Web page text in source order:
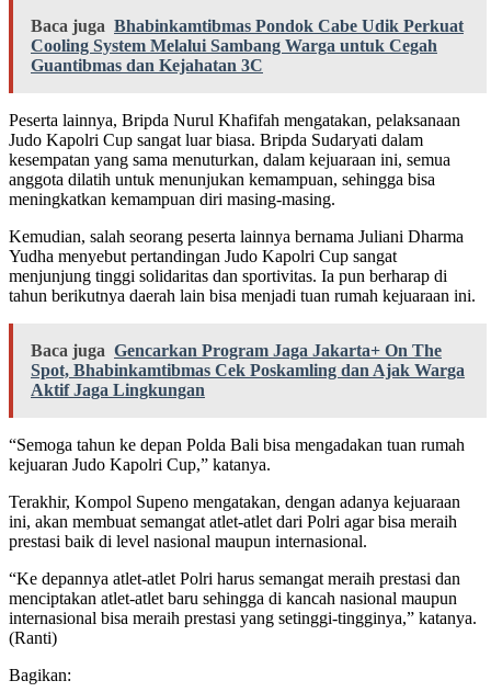
Baca juga Bhabinkamtibmas Pondok Cabe Udik Perkuat
Cooling System Melalui Sambang Warga untuk Cegah
Guantibmas dan Kejahatan 3C
Peserta lainnya, Bripda Nurul Khafifah mengatakan, pelaksanaan
Judo Kapolri Cup sangat luar biasa. Bripda Sudaryati dalam
kesempatan yang sama menuturkan, dalam kejuaraan ini, semua
anggota dilatih untuk menunjukan kemampuan, sehingga bisa
meningkatkan kemampuan diri masing-masing.
Kemudian, salah seorang peserta lainnya bernama Juliani Dharma
Yudha menyebut pertandingan Judo Kapolri Cup sangat
menjunjung tinggi solidaritas dan sportivitas. Ia pun berharap di
tahun berikutnya daerah lain bisa menjadi tuan rumah kejuaraan ini.
Baca juga Gencarkan Program Jaga Jakarta+ On The
Spot, Bhabinkamtibmas Cek Poskamling dan Ajak Warga
Aktif Jaga Lingkungan
“Semoga tahun ke depan Polda Bali bisa mengadakan tuan rumah
kejuaran Judo Kapolri Cup,” katanya.
Terakhir, Kompol Supeno mengatakan, dengan adanya kejuaraan
ini, akan membuat semangat atlet-atlet dari Polri agar bisa meraih
prestasi baik di level nasional maupun internasional.
“Ke depannya atlet-atlet Polri harus semangat meraih prestasi dan
menciptakan atlet-atlet baru sehingga di kancah nasional maupun
internasional bisa meraih prestasi yang setinggi-tingginya,” katanya.
(Ranti)
Bagikan: